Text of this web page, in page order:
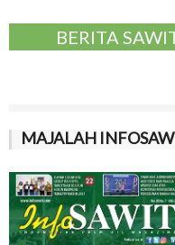
BERITA
MAJALAH